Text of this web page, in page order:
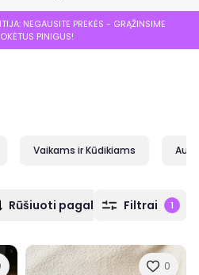
NEGAUSITE PREKĖS - GRĄŽINSIME
PINIGUS!
Vaikams ir Kūdikiams
Rūšiuoti pagal Filtrai 1
0